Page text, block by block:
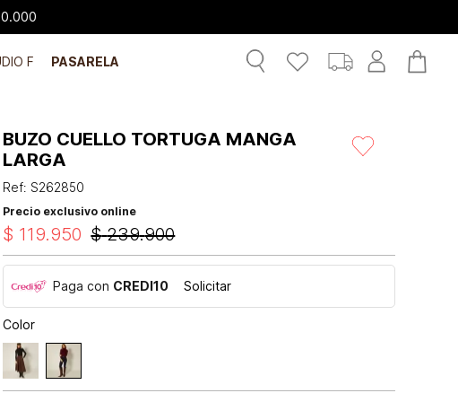
F PASARELA
BUZO CUELLO TORTUGA MANGA
LARGA
Ref:S262850
Precio exclusivo online
$ 239.900
$ 119.950
Paga con CREDI10 Solicitar
Color